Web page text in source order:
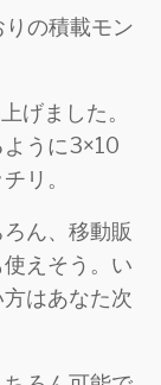
の積載モン
げました。
ように3×10
リ。
ん、移動販
えそう。い
はあなた次